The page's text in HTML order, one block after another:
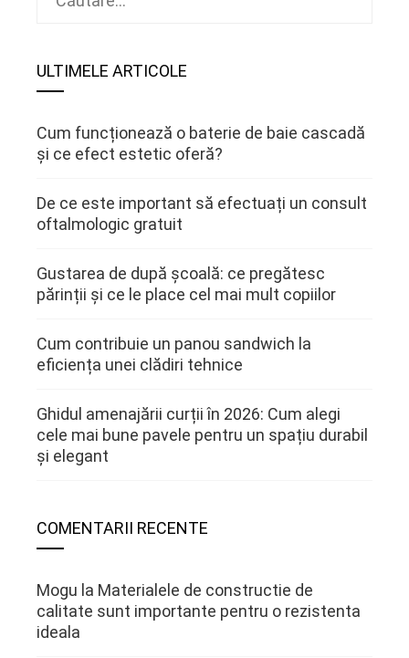
ULTIMELE ARTICOLE
Cum funcționează o baterie de baie cascadă
și ce efect estetic oferă?
De ce este important să efectuați un consult
oftalmologic gratuit
Gustarea de după școală: ce pregătesc
părinții și ce le place cel mai mult copiilor
Cum contribuie un panou sandwich la
eficiența unei clădiri tehnice
Ghidul amenajării curții în 2026: Cum alegi
cele mai bune pavele pentru un spațiu durabil
și elegant
COMENTARII RECENTE
Mogu la Materialele de constructie de
calitate sunt importante pentru o rezistenta
ideala